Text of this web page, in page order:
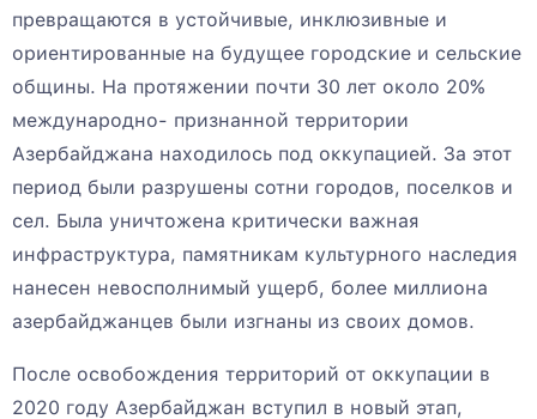
превращаются в устойчивые, инклюзивные и
ориентированные на будущее городские и сельские
общины. На протяжении почти 30 лет около 20%
международно- признанной территории
Азербайджана находилось под оккупацией. За этот
период были разрушены сотни городов, поселков и
сел. Была уничтожена критически важная
инфраструктура, памятникам культурного наследия
нанесен невосполнимый ущерб, более миллиона
азербайджанцев были изгнаны из своих домов.
После освобождения территорий от оккупации в
2020 году Азербайджан вступил в новый этап,